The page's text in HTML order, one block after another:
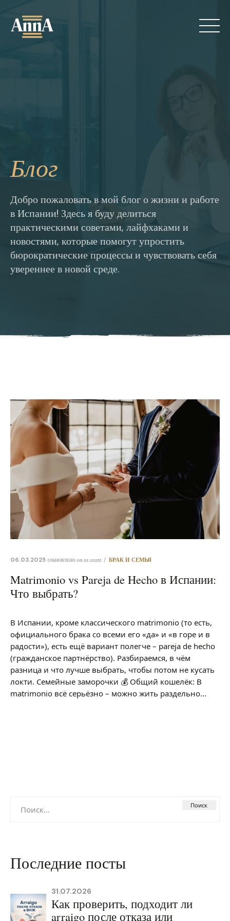
content
Услуги
Контакты
Блог
Добро пожаловать в мой блог о жизни и работе
в Испании! Здесь я буду делиться
практическими советами, лайфхаками и
новостями, которые помогут упростить
бюрократические процессы и чувствовать себя
увереннее в новой среде.
06.03.2025 06.03.2025 БРАК И СЕМЬЯ
Matrimonio vs Pareja de Hecho в Испании:
Что выбрать?
В Испании, кроме классического matrimonio (то есть,
официального брака со всеми его «да» и «в горе и в
радости»), есть ещё вариант полегче – pareja de hecho
(гражданское партнёрство). Разбираемся, в чём
разница и что лучше выбрать, чтобы потом не кусать
локти. Семейные заморочки 💰 Общий кошелёк: В
matrimonio всё серьёзно – можно жить раздельно...
Последние посты
31.07.2026
Как проверить, подходит ли
arraigo после отказа или